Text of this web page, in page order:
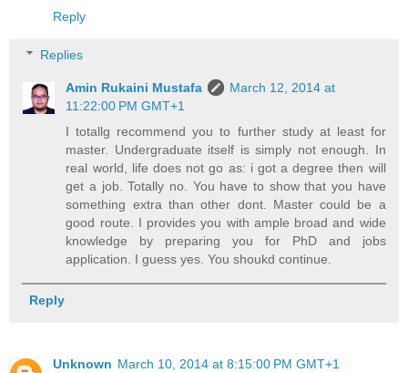
Reply
Replies
Amin Rukaini Mustafa
March 12, 2014 at
11:22:00 PM GMT+1
I totallg recommend you to further study at least for
master. Undergraduate itself is simply not enough. In
real world, life does not go as: i got a degree then will
get a job. Totally no. You have to show that you have
something extra than other dont. Master could be a
good route. I provides you with ample broad and wide
knowledge by preparing you for PhD and jobs
application. I guess yes. You shoukd continue.
Reply
Unknown March 10, 2014 at 8:15:00 PM GMT+1